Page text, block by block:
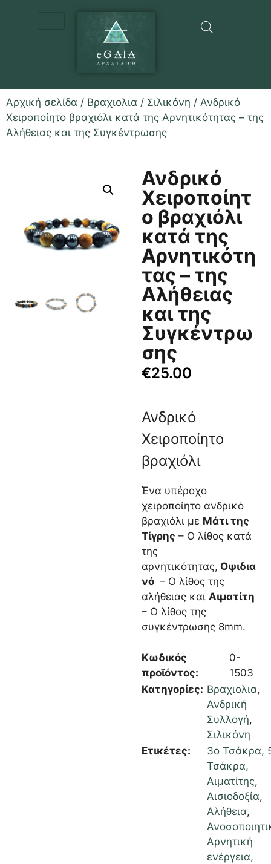
Αρχική σελίδα / Βραχιολια / Σιλικόνη / Ανδρικό
Χειροποίητο βραχιόλι κατά της Αρνητικότητας – της
Αλήθειας και της Συγκέντρωσης
Ανδρικό
Χειροποίητ
ο βραχιόλι
κατά της
Αρνητικότη
τας – της
Αλήθειας
και της
Συγκέντρω
σης
€25.00
Ανδρικό
Χειροποίητο
βραχιόλι
Ένα υπέροχο
χειροποίητο ανδρικό
βραχιόλι με Μάτι της
Τίγρης – Ο λίθος κατά
της
αρνητικότητας, Οψιδια
νό – Ο λίθος της
αλήθειας και Αιματίτη
– Ο λίθος της
συγκέντρωσης 8mm.
Κωδικός
προϊόντος:
0-
1503
Κατηγορίες: Βραχιολια,
Ανδρική
Συλλογή,
Σιλικόνη
Ετικέτες:
3ο Τσάκρα,
Τσάκρα,
Αιματίτης,
Αισιοδοξία,
Αλήθεια,
Αρνητική
ενέργεια,